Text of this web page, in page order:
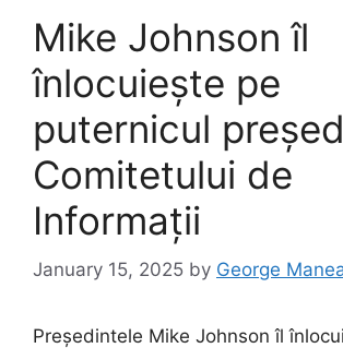
Mike Johnson îl
înlocuiește pe
puternicul
Comitetului de
Informații
January 15, 2025 by George
Președintele Mike Johnson îl